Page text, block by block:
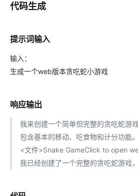
代码生成
提示词输入
输入：
生成一个web版本贪吃蛇小游戏
响应输出
我来创建一个简单但完整的贪吃蛇游
包含基本的移动、吃食物和计分功能。
<文件>Snake GameClick to open
我已经创建了一个完整的贪吃蛇游戏